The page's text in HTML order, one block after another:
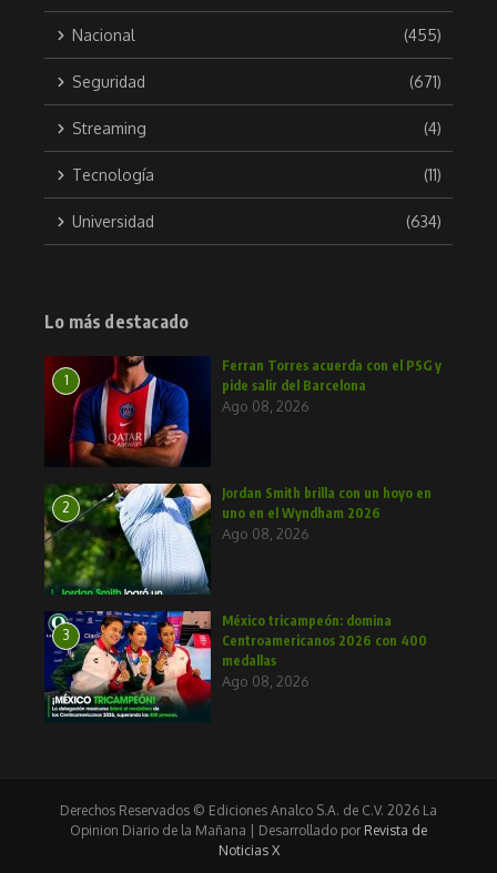
Nacional (455)
Seguridad (671)
Streaming (4)
Tecnología (11)
Universidad (634)
Lo más destacado
1
Ferran Torres acuerda con el PSG y
pide salir del Barcelona
Ago 08, 2026
2
Jordan Smith brilla con un hoyo en
uno en el Wyndham 2026
Ago 08, 2026
3
México tricampeón: domina
Centroamericanos 2026 con 400
medallas
Ago 08, 2026
Derechos Reservados © Ediciones Analco S.A. de C.V. 2026 La
Opinion Diario de la Mañana | Desarrollado por Revista de
Noticias X